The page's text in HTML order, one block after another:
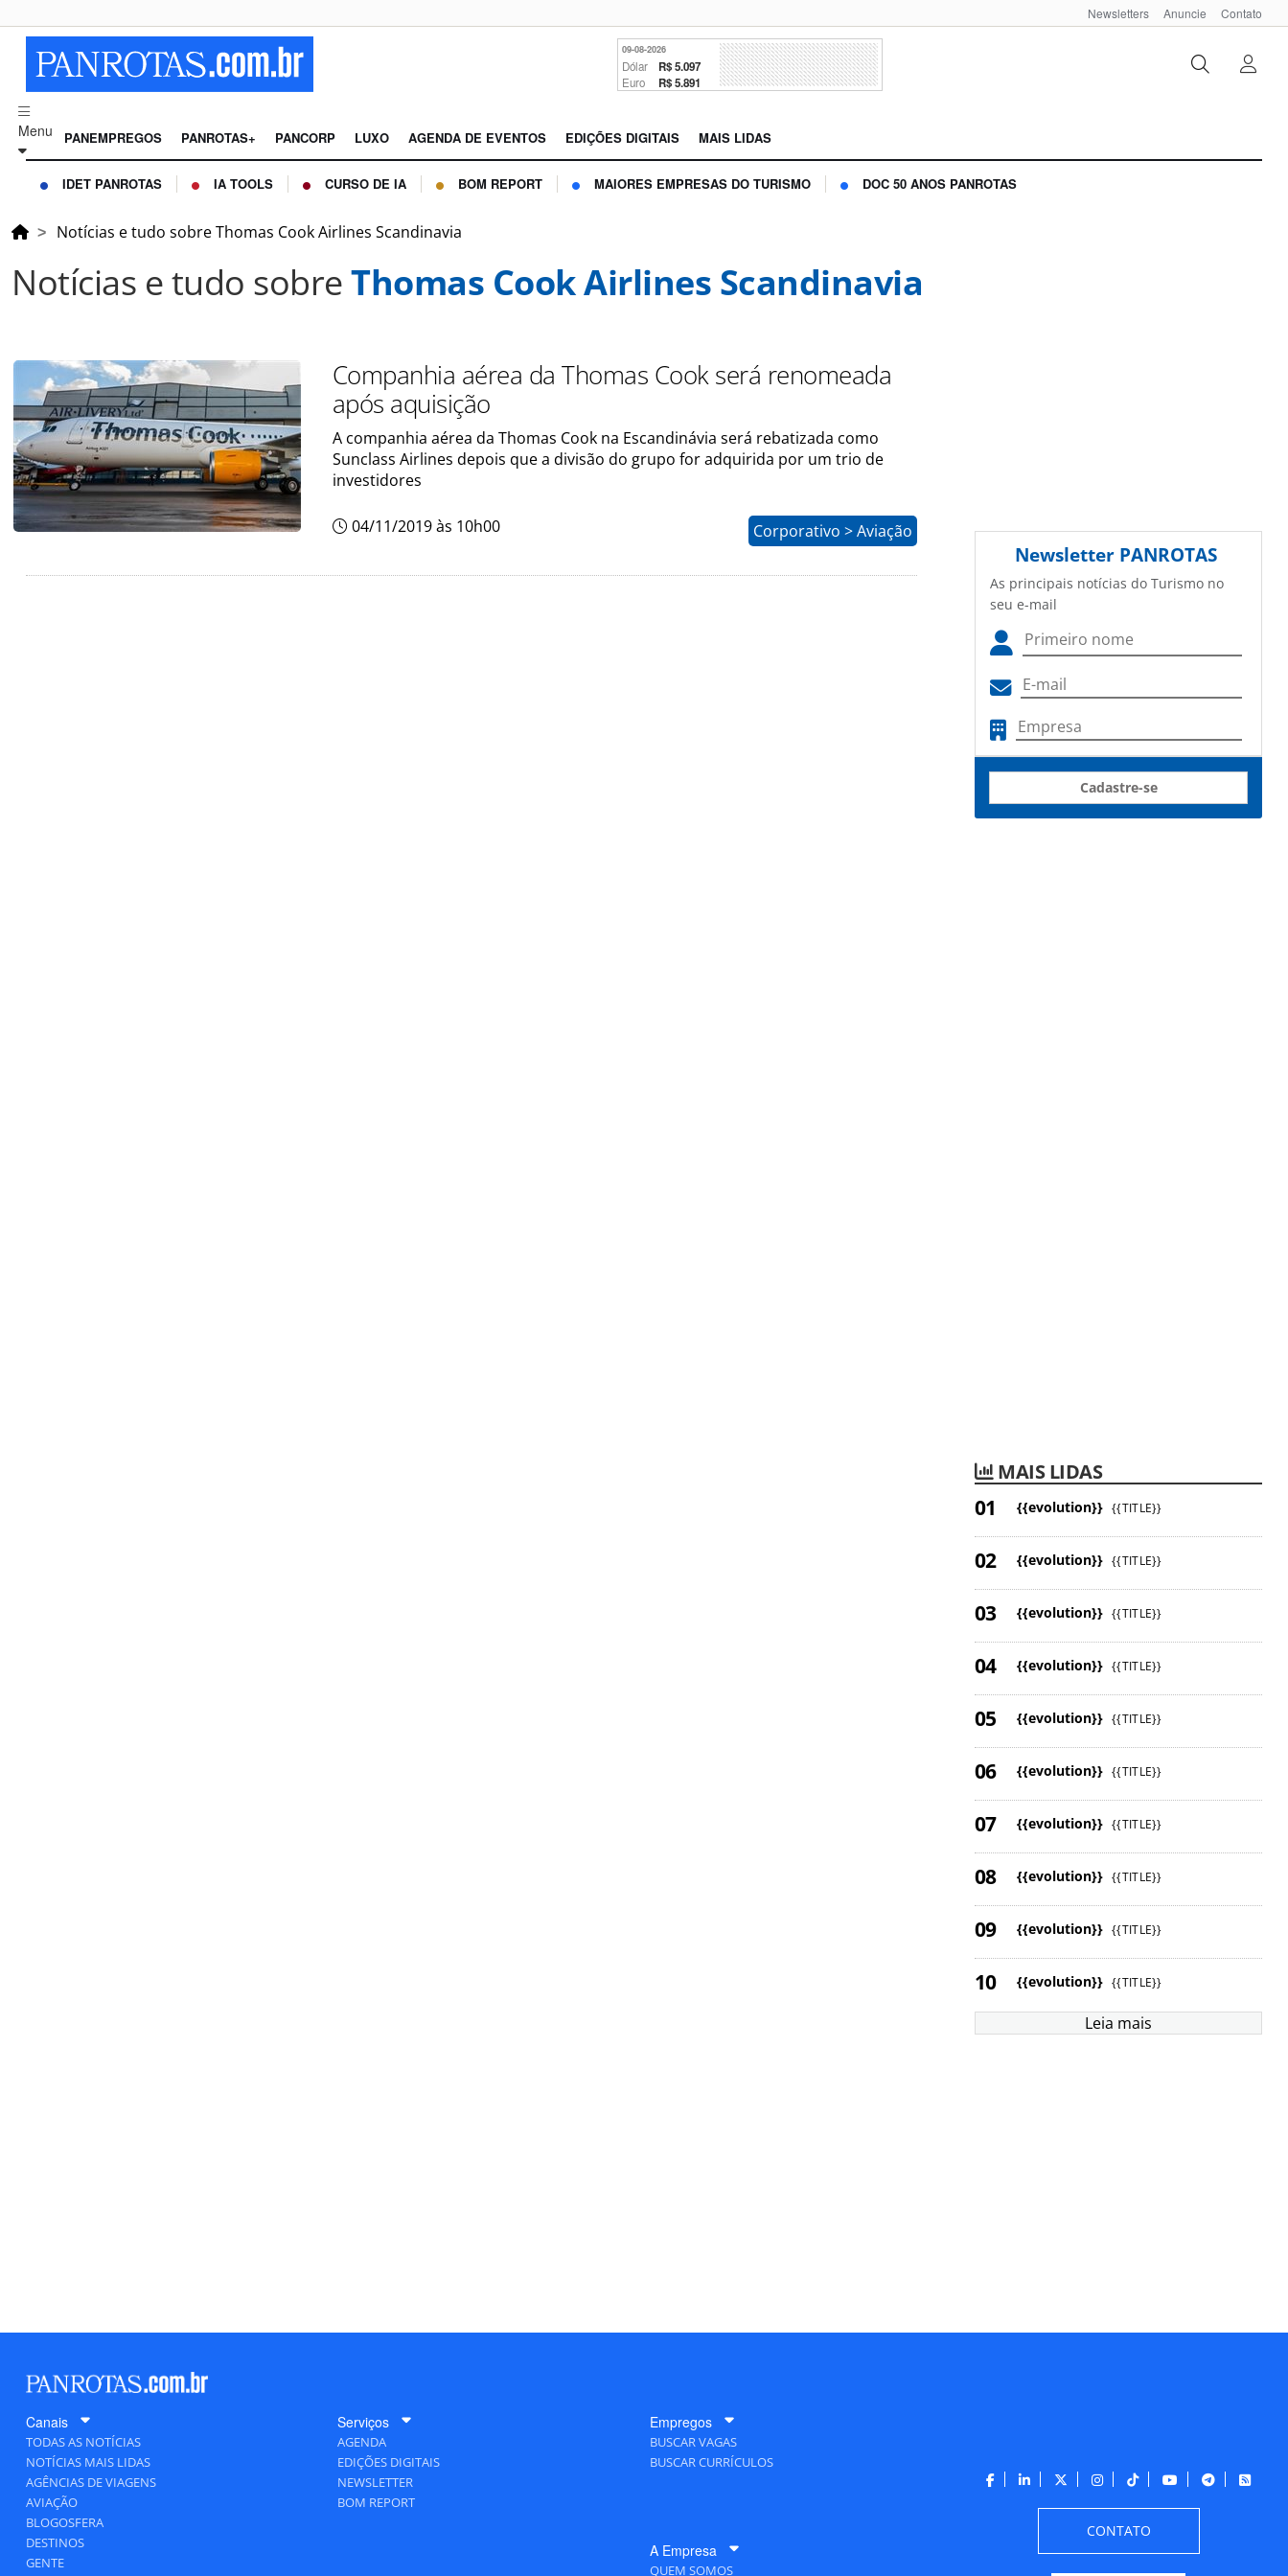
Newsletters Anuncie Contato
09-08-2026
Dólar R$ 5.097
Euro R$ 5.891
Menu PANEMPREGOS PANROTAS+ PANCORP LUXO AGENDA DE EVENTOS EDIÇÕES DIGITAIS MAIS LIDAS
IDET PANROTAS IA TOOLS CURSO DE IA BOM REPORT MAIORES EMPRESAS DO TURISMO DOC 50 ANOS PANROTAS
Notícias e tudo sobre Thomas Cook Airlines Scandinavia
Notícias e tudo sobreThomas Cook Airlines Scandinavia
Companhia aérea da Thomas Cook será renomeada
após aquisição
A companhia aérea da Thomas Cook na Escandinávia será rebatizada como
Sunclass Airlines depois que a divisão do grupo for adquirida por um trio de
investidores
04/11/2019 às 10h00 Corporativo > Aviação
Newsletter PANROTAS
As principais notícias do Turismo no
seu e-mail
Cadastre-se
MAIS LIDAS
{{evolution}} {{TITLE}}
{{evolution}} {{TITLE}}
{{evolution}} {{TITLE}}
{{evolution}} {{TITLE}}
{{evolution}} {{TITLE}}
{{evolution}} {{TITLE}}
{{evolution}} {{TITLE}}
{{evolution}} {{TITLE}}
{{evolution}} {{TITLE}}
{{evolution}} {{TITLE}}
Leia mais
Canais
TODAS AS NOTÍCIAS
NOTÍCIAS MAIS LIDAS
AGÊNCIAS DE VIAGENS
AVIAÇÃO
BLOGOSFERA
DESTINOS
GENTE
Serviços
AGENDA
EDIÇÕES DIGITAIS
NEWSLETTER
BOM REPORT
Empregos
BUSCAR VAGAS
BUSCAR CURRÍCULOS
A Empresa
QUEM SOMOS
CONTATO